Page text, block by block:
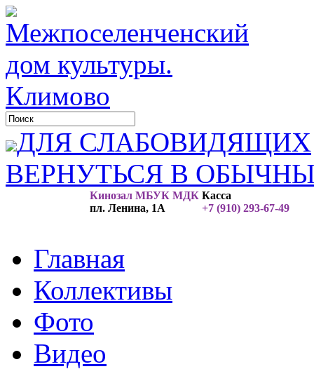
ДЛЯ СЛАБОВИДЯЩИХ
ВЕРНУТЬСЯ В
Кинозал МБУК МДК
пл. Ленина, 1А
Касса
+7 (910) 293-67-49
Главная
Коллективы
Фото
Видео